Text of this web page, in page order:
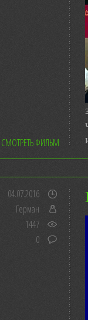
СМОТРЕТЬ ФИЛЬМ
04.07.2016
Герман
1447
0